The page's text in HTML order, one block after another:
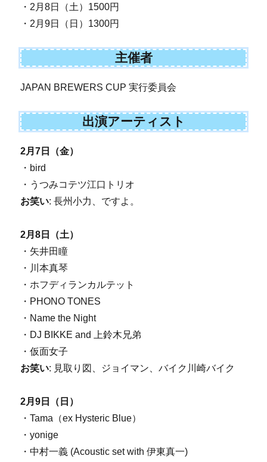
・2月8日（土）1500円
・2月9日（日）1300円
主催者
JAPAN BREWERS CUP 実行委員会
出演アーティスト
2月7日（金）
・bird
・うつみコテツ江口トリオ
お笑い: 長州小力、ですよ。
2月8日（土）
・矢井田瞳
・川本真琴
・ホフディランカルテット
・PHONO TONES
・Name the Night
・DJ BIKKE and 上鈴木兄弟
・仮面女子
お笑い: 見取り図、ジョイマン、バイク川崎バイク
2月9日（日）
・Tama（ex Hysteric Blue）
・yonige
・中村一義 (Acoustic set with 伊東真一)